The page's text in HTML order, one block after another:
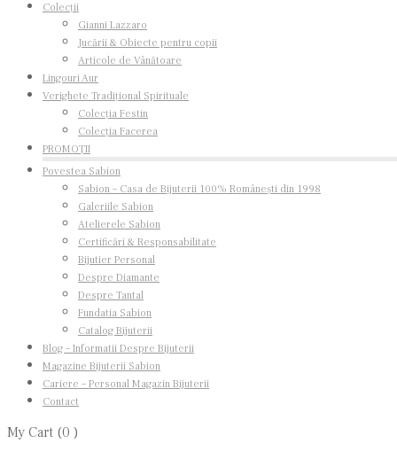
Colecții
Gianni Lazzaro
Jucării & Obiecte pentru copii
Articole de Vânătoare
Lingouri Aur
Verighete Tradițional Spirituale
Colecția Festin
Colecția Facerea
PROMOȚII
Povestea Sabion
Sabion – Casa de Bijuterii 100% Românești din 1998
Galeriile Sabion
Atelierele Sabion
Certificări & Responsabilitate
Bijutier Personal
Despre Diamante
Despre Tantal
Fundatia Sabion
Catalog Bijuterii
Blog – Informatii Despre Bijuterii
Magazine Bijuterii Sabion
Cariere – Personal Magazin Bijuterii
Contact
My Cart (0 )
Jucărie argint Stea AR.GI0301B
SKU: AR.GI0301B
1.400,00lei
Este o jucărie dinargint veritabil
uşor de observat după finisajele extrem de delicate, atenţia cu
care a fost lucrată şi povestea pe care o poartă.
Este o figurină a copilăriei, folosită pentru
micuților,
pentru a-i ţine ocupați. Fiind realizată din argint,
sunetul acestei jucării este extrem de limpede, cristalin.
Încă din perioada Evului Mediu, argintului i-au fost
proprietățile speciale, până la a fi considerate „magice”, de
protecție, ținând la distanță energiile negative.
Această jucărie sub formă de